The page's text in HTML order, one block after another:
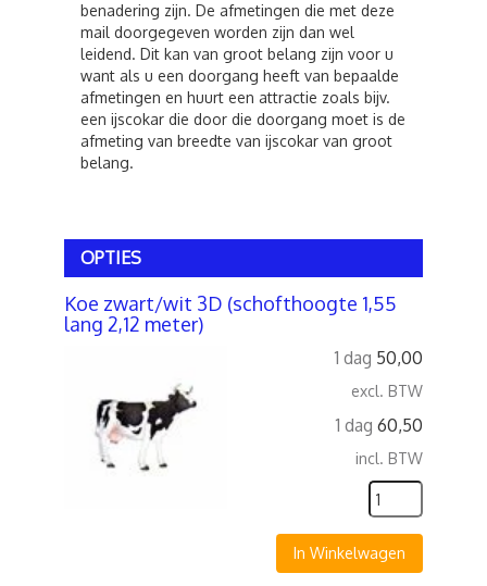
benadering zijn. De afmetingen die met deze
mail doorgegeven worden zijn dan wel
leidend. Dit kan van groot belang zijn voor u
want als u een doorgang heeft van bepaalde
afmetingen en huurt een attractie zoals bijv.
een ijscokar die door die doorgang moet is de
afmeting van breedte van ijscokar van groot
belang.
OPTIES
Koe zwart/wit 3D (schofthoogte 1,55
lang 2,12 meter)
1 dag 50,00
excl. BTW
1 dag 60,50
incl. BTW
In Winkelwagen